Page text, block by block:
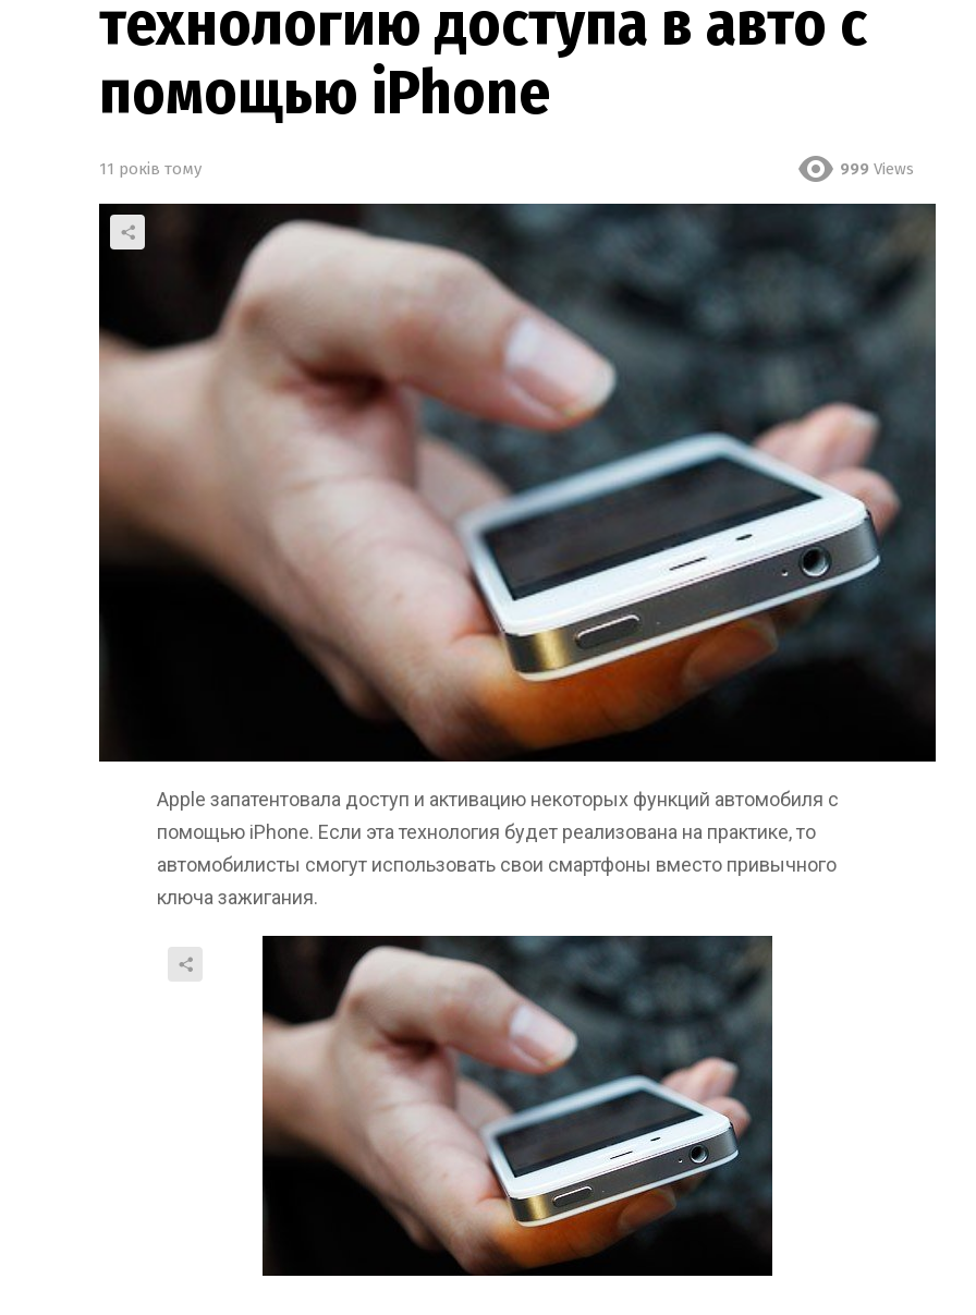
технологию доступа в авто с
помощью iPhone
11 років тому 999 Views
Apple запатентовала доступ и активацию некоторых функций автомобиля с
помощью iPhone. Если эта технология будет реализована на практике, то
автомобилисты смогут использовать свои смартфоны вместо привычного
ключа зажигания.